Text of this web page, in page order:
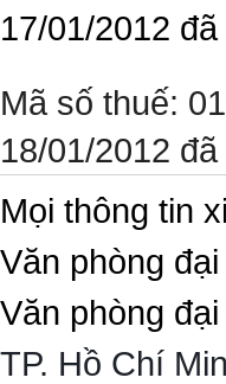
17/01/2012
Mã số thuế:
18/01/2012
Mọi thông tin
Văn phòng
Văn phòng
TP. Hồ Chí